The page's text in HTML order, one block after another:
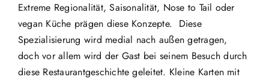
Extreme Regionalität, Saisonalität, Nose to Tail oder
vegan Küche prägen diese Konzepte. Diese
Spezialisierung wird medial nach außen getragen,
doch vor allem wird der Gast bei seinem Besuch durch
diese Restaurantgeschichte geleitet. Kleine Karten mit